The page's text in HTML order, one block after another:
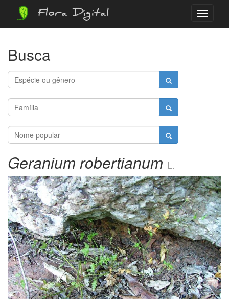
Menu
Flora Digital
Busca
Geranium robertianum L.